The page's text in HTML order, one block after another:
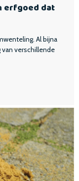
erfgoed dat
Al bijna
van verschillende